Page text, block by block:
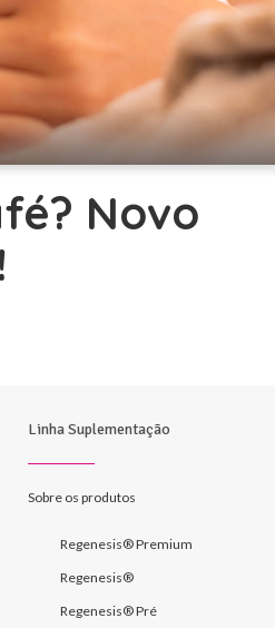
Novo
Linha Suplementação
Sobre os produtos
Regenesis® Premium
Regenesis®
Regenesis® Pré